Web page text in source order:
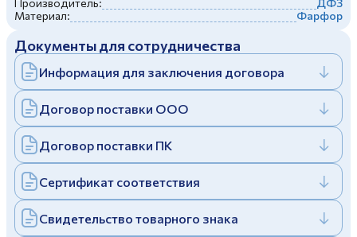
Отправить
Заполняя и отправляя форму, вы соглашаетесь
cполитикой конфиденциальности
Заполняя и отправляя форму, вы соглашаетесь
Дулевский фарфоровый завод ©
Политика конфиденциальности
Производитель:
ДФЗ
Материал:
Фарфор
Документы для сотрудничества
Информация для заключения договора
Договор поставки ООО
Договор поставки ПК
Сертификат соответствия
Свидетельство товарного знака